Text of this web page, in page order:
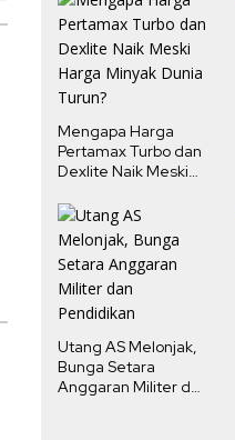
Mengapa Harga
Pertamax Turbo dan
Dexlite Naik Meski
Turun?
Utang AS Melonjak,
Bunga Setara
Anggaran Militer dan